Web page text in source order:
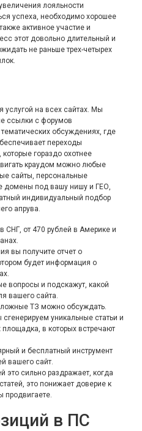
лояльности
успеха, необходимо хорошее
активное участие и
этот довольно длительный и
не раньше трех-четырех
услугой на всех сайтах. Мы
ссылки с форумов
обсуждениях, где
переходы
гораздо охотнее
краудом можно любые
сайты, персональные
домены под вашу нишу и ГЕО,
индивидуальный подбор
апрува.
СНГ, от 470 рублей в Америке и
вы получите отчет о
будет информация о
вопросы и подскажут, какой
вашего сайта.
ТЗ можно обсуждать.
уникальные статьи и
в которых встречают
и бесплатный инструмент
вашего сайт.
это сильно раздражает, когда
это понижает доверие к
продвигаете.
в ПС